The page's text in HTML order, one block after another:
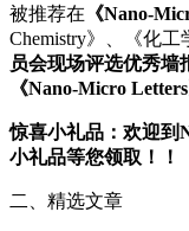
被推荐在 《Nano-
Chemistry》、《化工
员会现场评选优秀墙
《Nano-Micro
惊喜小礼品：欢迎到
小礼品等您领取！！
二、精选文章